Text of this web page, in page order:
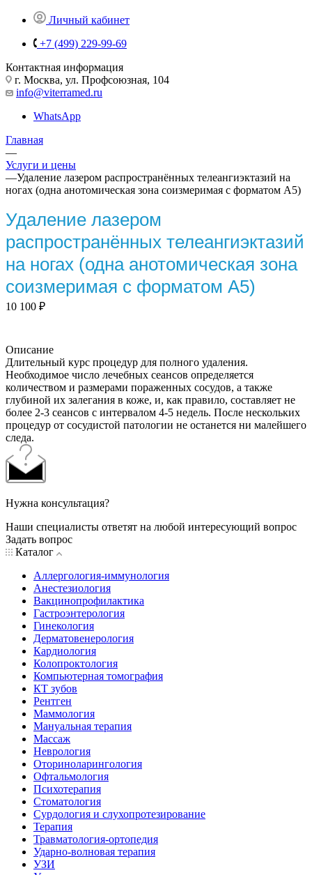
Личный кабинет
+7 (499) 229-99-69
Контактная информация
г. Москва, ул. Профсоюзная, 104
info@viterramed.ru
WhatsApp
Главная
—
Услуги и цены
—Удаление лазером распространённых телеангиэктазий на
ногах (одна анотомическая зона соизмеримая с форматом А5)
Удаление лазером
распространённых телеангиэктазий
на ногах (одна анотомическая зона
соизмеримая с форматом А5)
10 100 ₽
Описание
Длительный курс процедур для полного удаления.
Необходимое число лечебных сеансов определяется
количеством и размерами пораженных сосудов, а также
глубиной их залегания в коже, и, как правило, составляет не
более 2-3 сеансов c интервалом 4-5 недель. После нескольких
процедур от сосудистой патологии не останется ни малейшего
следа.
Нужна консультация?
Наши специалисты ответят на любой интересующий вопрос
Задать вопрос
Каталог
Аллергология-иммунология
Анестезиология
Вакцинопрофилактика
Гастроэнтерология
Гинекология
Дерматовенерология
Кардиология
Колопроктология
Компьютерная томография
КТ зубов
Рентген
Маммология
Мануальная терапия
Массаж
Неврология
Оториноларингология
Офтальмология
Психотерапия
Стоматология
Сурдология и слухопротезирование
Терапия
Травматология-ортопедия
Ударно-волновая терапия
УЗИ